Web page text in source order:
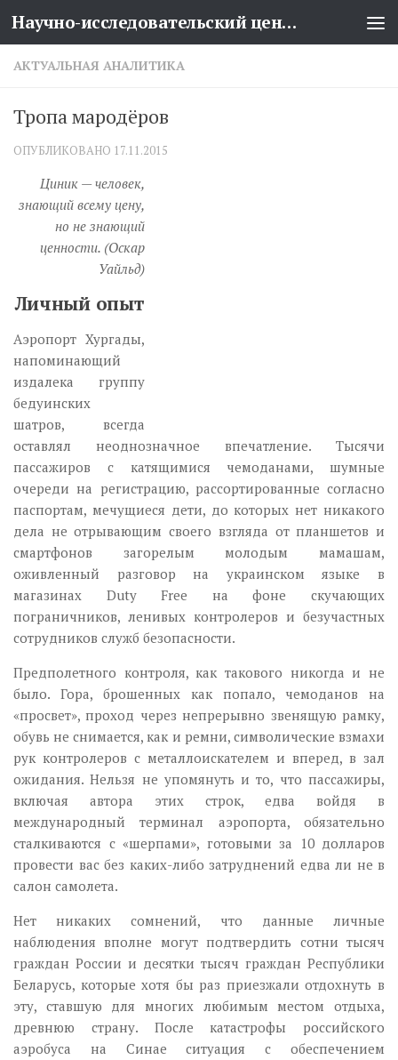
Перейти к содержимому Научно-исследовательский центр проблем национальной безопасности
АКТУАЛЬНАЯ АНАЛИТИКА
Тропа мародёров
ОПУБЛИКОВАНО 17.11.2015
Циник — человек,
знающий всему цену,
но не знающий
ценности. (Оскар
Уайльд)
Личный опыт
Аэропорт Хургады,
напоминающий
издалека группу
бедуинских
шатров, всегда
оставлял неоднозначное впечатление. Тысячи
пассажиров с катящимися чемоданами, шумные
очереди на регистрацию, рассортированные согласно
паспортам, мечущиеся дети, до которых нет никакого
дела не отрывающим своего взгляда от планшетов и
смартфонов загорелым молодым мамашам,
оживленный разговор на украинском языке в
магазинах Duty Free на фоне скучающих
пограничников, ленивых контролеров и безучастных
сотрудников служб безопасности.
Предполетного контроля, как такового никогда и не
было. Гора, брошенных как попало, чемоданов на
«просвет», проход через непрерывно звенящую рамку,
обувь не снимается, как и ремни, символические взмахи
рук контролеров с металлоискателем и вперед, в зал
ожидания. Нельзя не упомянуть и то, что пассажиры,
включая автора этих строк, едва войдя в
международный терминал аэропорта, обязательно
сталкиваются с «шерпами», готовыми за 10 долларов
провести вас без каких-либо затруднений едва ли не в
салон самолета.
Нет никаких сомнений, что данные личные
наблюдения вполне могут подтвердить сотни тысяч
граждан России и десятки тысяч граждан Республики
Беларусь, которые хотя бы раз приезжали отдохнуть в
эту, ставшую для многих любимым местом отдыха,
древнюю страну. После катастрофы российского
аэробуса на Синае ситуация с обеспечением